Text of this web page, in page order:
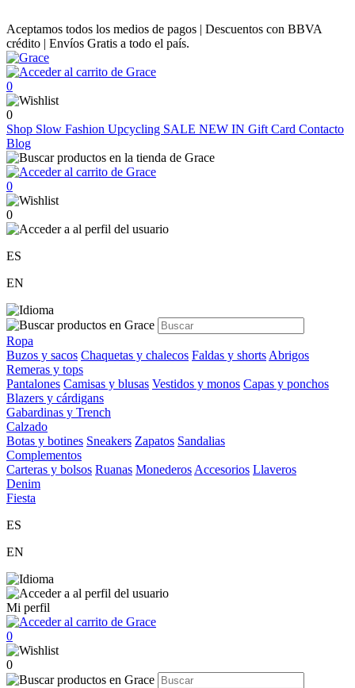
Aceptamos todos los medios de pagos | Descuentos con BBVA
crédito | Envíos Gratis a todo el país.
0
0
Shop Slow Fashion Upcycling SALE NEW IN Gift Card Contacto
Blog
0
0
ES
EN
Ropa
Buzos y sacos Chaquetas y chalecos Faldas y shorts Abrigos
Remeras y tops
Pantalones Camisas y blusas Vestidos y monos Capas y ponchos
Blazers y cárdigans
Gabardinas y Trench
Calzado
Botas y botines Sneakers Zapatos Sandalias
Complementos
Carteras y bolsos Ruanas Monederos Accesorios Llaveros
Denim
Fiesta
ES
EN
Mi perfil
0
0